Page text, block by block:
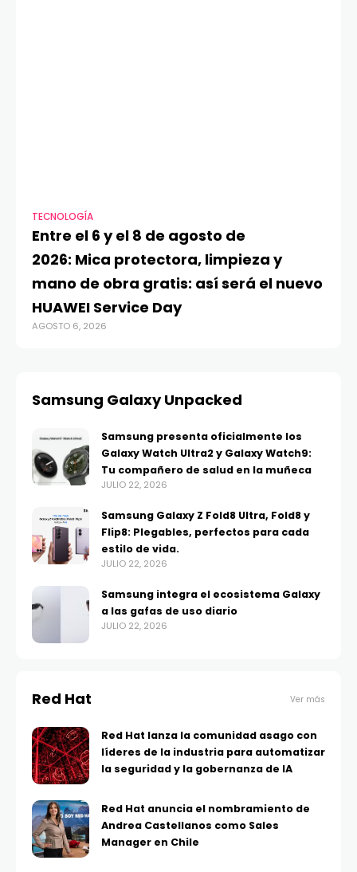
TECNOLOGÍA
Entre el 6 y el 8 de agosto de
2026: Mica protectora, limpieza y
mano de obra gratis: así será el nuevo
HUAWEI Service Day
AGOSTO 6, 2026
Samsung Galaxy Unpacked
Samsung presenta oficialmente los
Galaxy Watch Ultra2 y Galaxy Watch9:
Tu compañero de salud en la muñeca
JULIO 22, 2026
Samsung Galaxy Z Fold8 Ultra, Fold8 y
Flip8: Plegables, perfectos para cada
estilo de vida.
JULIO 22, 2026
Samsung integra el ecosistema Galaxy
a las gafas de uso diario
JULIO 22, 2026
Red Hat Ver más
Red Hat lanza la comunidad asago con
líderes de la industria para automatizar
la seguridad y la gobernanza de IA
Red Hat anuncia el nombramiento de
Andrea Castellanos como Sales
Manager en Chile